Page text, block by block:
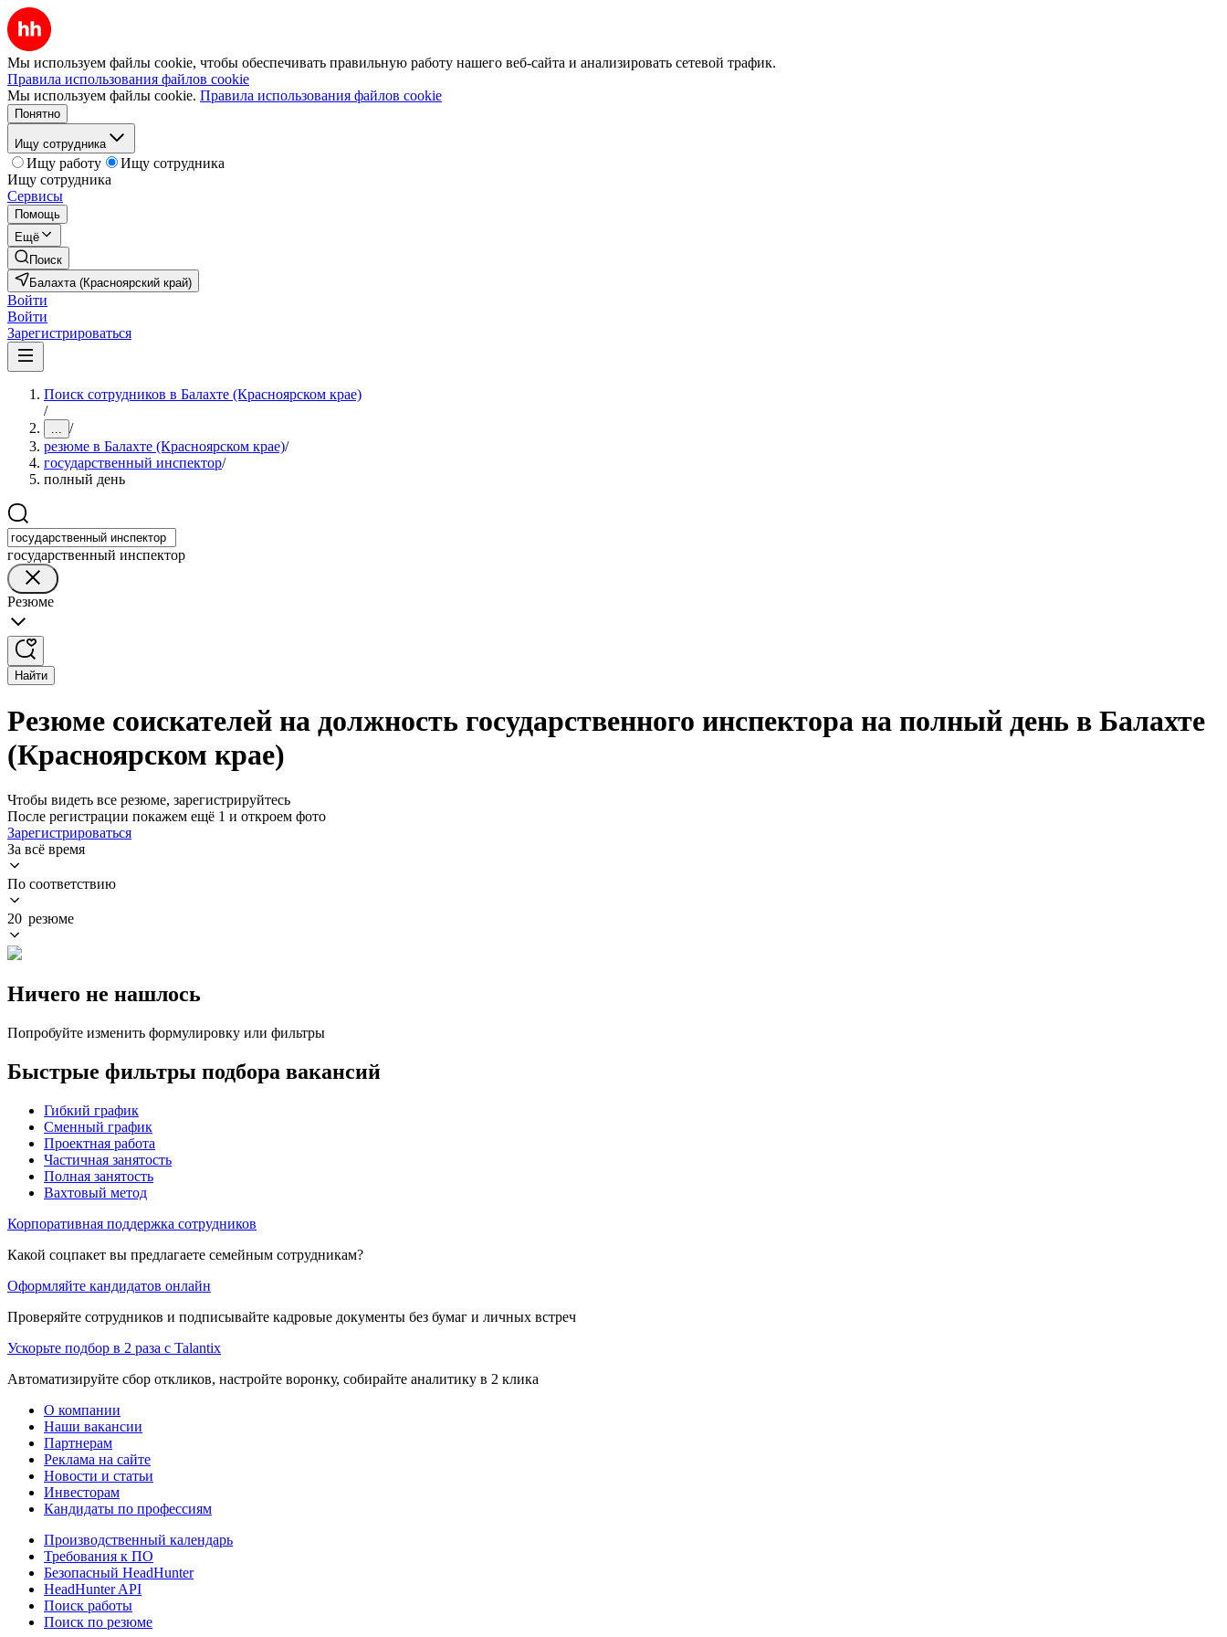
Мы используем файлы cookie, чтобы обеспечивать правильную работу нашего веб-сайта и анализировать сетевой трафик.
Правила использования файлов cookie
Мы используем файлы cookie. Правила использования файлов cookie
Понятно
Ищу сотрудника
Ищу работу
Ищу сотрудника
Ищу сотрудника
Сервисы
Помощь
Ещё
Поиск
Балахта (Красноярский край)
Войти
Войти
Зарегистрироваться
Поиск сотрудников в Балахте (Красноярском крае)
/
... /
резюме в Балахте (Красноярском крае)/
государственный инспектор/
полный день
государственный инспектор
Резюме
Найти
Резюме соискателей на должность государственного инспектора на полный день в Балахте
(Красноярском крае)
Чтобы видеть все резюме, зарегистрируйтесь
После регистрации покажем ещё 1 и откроем фото
Зарегистрироваться
За всё время
По соответствию
20 резюме
Ничего не нашлось
Попробуйте изменить формулировку или фильтры
Быстрые фильтры подбора вакансий
Гибкий график
Сменный график
Проектная работа
Частичная занятость
Полная занятость
Вахтовый метод
Корпоративная поддержка сотрудников
Какой соцпакет вы предлагаете семейным сотрудникам?
Оформляйте кандидатов онлайн
Проверяйте сотрудников и подписывайте кадровые документы без бумаг и личных встреч
Ускорьте подбор в 2 раза с Talantix
Автоматизируйте сбор откликов, настройте воронку, собирайте аналитику в 2 клика
О компании
Наши вакансии
Партнерам
Реклама на сайте
Новости и статьи
Инвесторам
Кандидаты по профессиям
Производственный календарь
Требования к ПО
Безопасный HeadHunter
HeadHunter API
Поиск работы
Поиск по резюме